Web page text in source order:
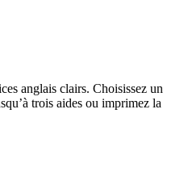
anglais clairs. Choisissez un
trois aides ou imprimez la